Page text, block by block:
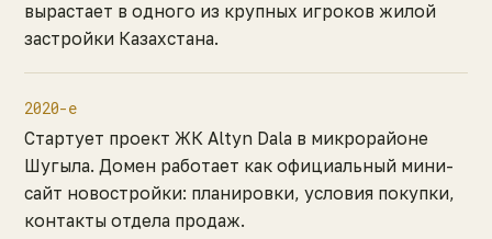
вырастает в одного из крупных игроков жилой
застройки Казахстана.
2020-е
Стартует проект ЖК Altyn Dala в микрорайоне
Шугыла. Домен работает как официальный мини-
сайт новостройки: планировки, условия покупки,
контакты отдела продаж.